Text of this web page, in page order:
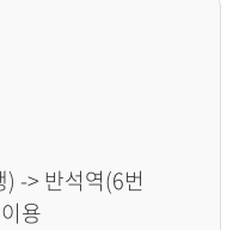
-> 반석역(6번
용